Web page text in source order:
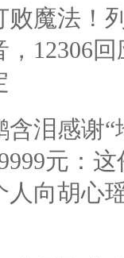
败魔法！
，12306
含泪感谢
元：
人向胡心